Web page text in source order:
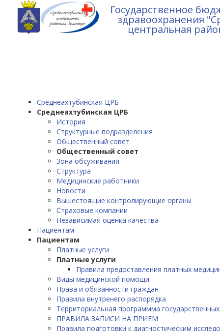
Государственное
здравоохранения
центральная
Среднеахтубинская ЦРБ
Среднеахтубинская ЦРБ
История
Структурные подразделения
Общественный совет
Общественный совет
Зона обсуживания
Структура
Медицинские работники
Новости
Вышестоящие контролирующие органы
Страховые компании
Независимая оценка качества
Пациентам
Пациентам
Платные услуги
Платные услуги
Правила предоставления платных
Виды медицинской помощи
Права и обязанности граждан
Правила внутренего распорядка
Территориальная программма
ПРАВИЛА ЗАПИСИ НА ПРИЕМ
Правила подготовки к диагностическим